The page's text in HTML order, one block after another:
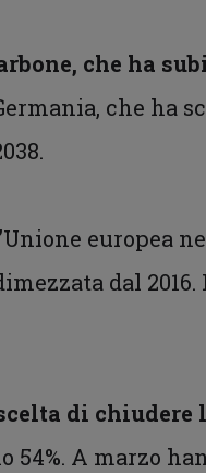
che ha
che ha
europea
dal
di chiudere
54%. A marzo